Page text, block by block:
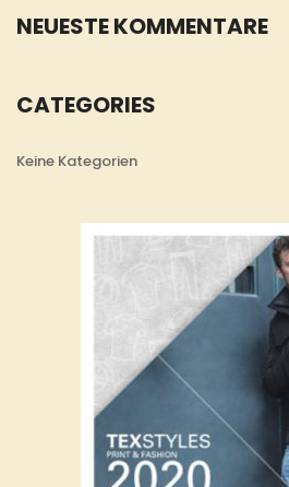
NEUESTE KOMMENTARE
CATEGORIES
Keine Kategorien